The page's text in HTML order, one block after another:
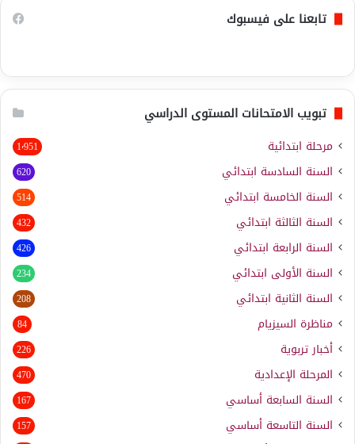
تابعنا على فيسبوك
تبويب الامتحانات المستوى الدراسي
مرحلة ابتدائية 1٬951
السنة السادسة ابتدائي 620
السنة الخامسة ابتدائي 514
السنة الثالثة ابتدائي 432
السنة الرابعة ابتدائي 426
السنة الأولى ابتدائي 234
السنة الثانية ابتدائي 208
مناظرة السيزيام 84
أخبار تربوية 226
المرحلة الإعدادية 470
السنة السابعة أساسي 167
السنة التاسعة أساسي 157